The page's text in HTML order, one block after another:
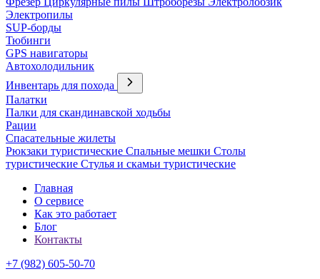
Электропилы
SUP-борды
Тюбинги
GPS навигаторы
Автохолодильник
Инвентарь для похода
Палатки
Палки для скандинавской ходьбы
Рации
Спасательные жилеты
Рюкзаки туристические Спальные мешки Столы
туристические Стулья и скамьи туристические
Главная
О сервисе
Как это работает
Блог
Контакты
+7 (982) 605-50-70